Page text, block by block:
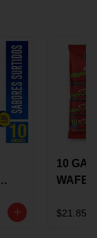
10
GRS
$21.850